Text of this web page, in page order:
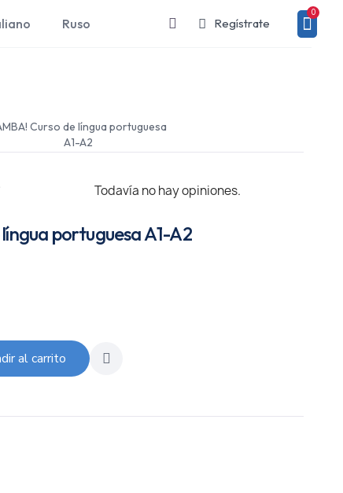
Ruso Regístrate
Curso de língua portuguesa
A1-A2
Todavía no hay opiniones.
portuguesa A1-A2
al carrito